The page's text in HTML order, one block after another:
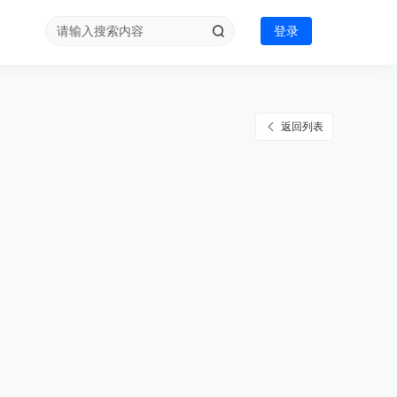
登录
返回列表